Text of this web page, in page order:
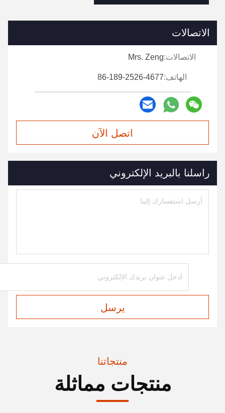
الاتصالات
الاتصالات:Mrs. Zeng
الهاتف:86-189-2526-4677
اتصل الآن
راسلنا بالبريد الإلكتروني
يرسل
منتجاتنا
منتجات مماثلة